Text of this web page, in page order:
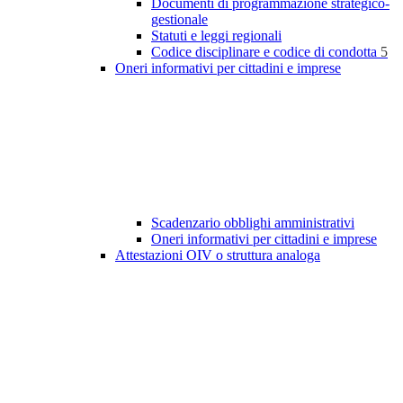
Documenti di programmazione strategico-
gestionale
Statuti e leggi regionali
Codice disciplinare e codice di condotta 5
Oneri informativi per cittadini e imprese
Scadenzario obblighi amministrativi
Oneri informativi per cittadini e imprese
Attestazioni OIV o struttura analoga